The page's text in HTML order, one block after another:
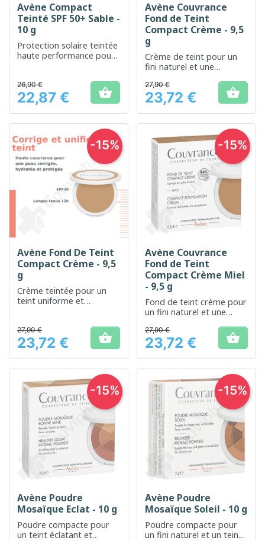
Avène Compact
Teinté SPF 50+ Sable -
10 g
Protection solaire teintée
haute performance pour
Prix
26,90 €
22,87 € 
Avène Couvrance
Fond de Teint
Compact Crème - 9,5
g
Crème de teint pour un
fini naturel et une
Prix
27,90 €
23,72 € 
Avène Fond De Teint
Compact Crème - 9,5
g
Crème teintée pour un
teint uniforme et
Prix
27,90 €
23,72 € 
-15%
Avène Couvrance
Fond de Teint
Compact Crème Miel
- 9,5 g
Fond de teint crème pour
un fini naturel et une
Prix
27,90 €
23,72 € 
-15%
Avène Poudre
Mosaïque Eclat - 10 g
Poudre compacte pour
un teint éclatant et
-15%
Avène Poudre
Mosaïque Soleil - 10 g
Poudre compacte pour
un fini naturel et un teint
-15%